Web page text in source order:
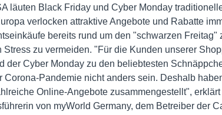
läuten Black Friday und Cyber Monday
verlocken attraktive Angebote und Rabatte
bereits rund um den "schwarzen Freitag"
Stress zu vermeiden. "Für die Kunden unserer
der Cyber Monday zu den beliebtesten
Corona-Pandemie nicht anders sein. Deshalb
Online-Angebote zusammengestellt",
von myWorld Germany, dem Betreiber der